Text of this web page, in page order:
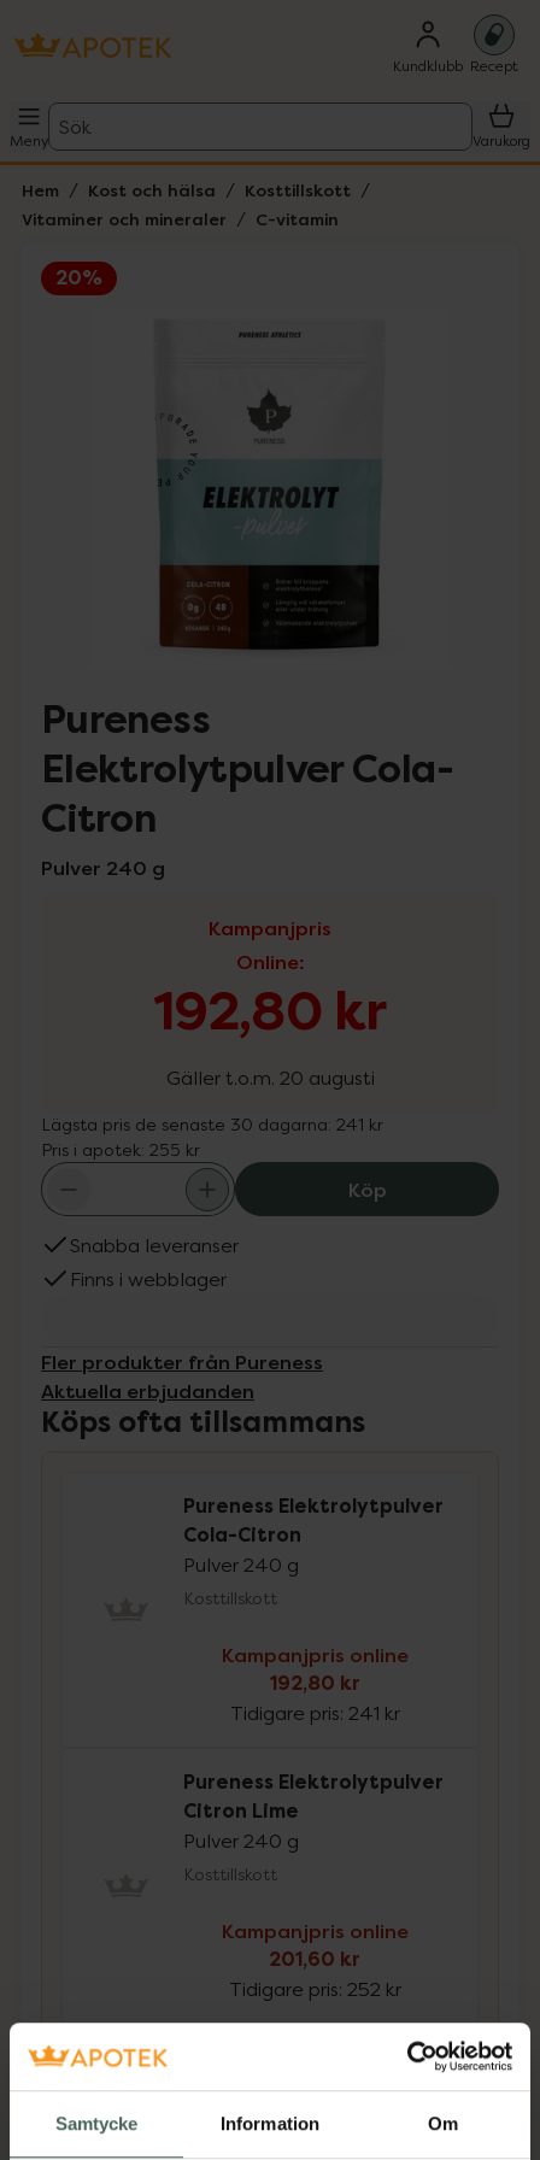
Samtycke Information Om
Kundklubb Recept
Meny
Sök
Varukorg
Hem Kost och hälsa
Kosttillskott
Vitaminer och mineraler
C-vitamin
20%
Lista: . Innehåller 1 objekt.
Pureness
Elektrolytpulver Cola-
Citron
Pulver 240 g
Kampanjpris
Online:
192,80 kr
Gäller t.o.m. 20 augusti
Lägsta pris de senaste 30 dagarna: 241 kr
Pris i apotek: 255 kr
KöpPureness
Snabba leveranser
Finns i webblager
Fler produkter från Pureness
Aktuella erbjudanden
Köps ofta tillsammans
Pureness Elektrolytpulver
Cola-Citron
Pulver 240 g
Kosttillskott
Kampanjpris online
192,80 kr
Tidigare pris: 241 kr
Pureness Elektrolytpulver
Citron Lime
Pulver 240 g
Kosttillskott
Kampanjpris online
201,60 kr
Tidigare pris: 252 kr